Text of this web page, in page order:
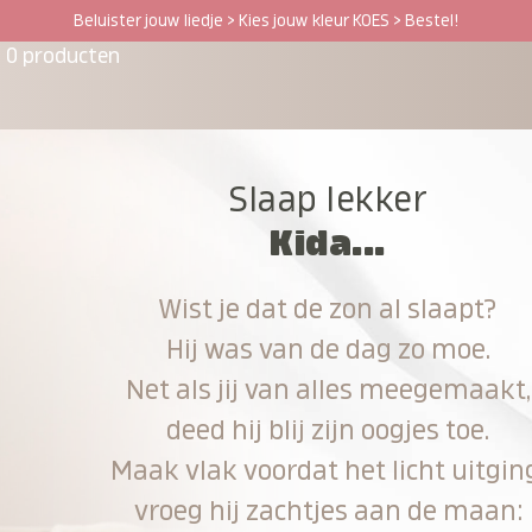
Beluister jouw liedje > Kies jouw kleur KOES > Bestel!
0 producten
Slaap lekker
Kida...
Wist je dat de zon al slaapt?
Hij was van de dag zo moe.
Net als jij van alles meegemaakt,
deed hij blij zijn oogjes toe.
Maak vlak voordat het licht
vroeg hij zachtjes aan de maan: